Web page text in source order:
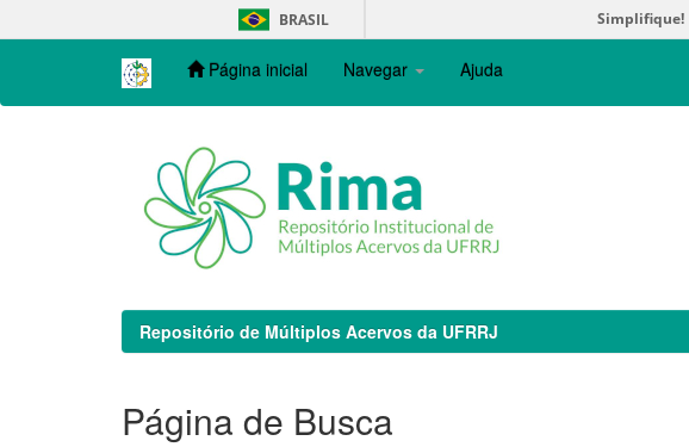
navigation
BRASIL Simplifique!
Página inicial Navegar Ajuda
Repositório de Múltiplos Acervos da UFRRJ
Página de Busca